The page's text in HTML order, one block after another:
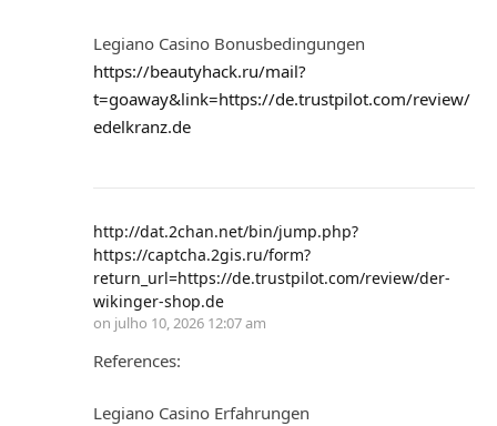
Legiano Casino Bonusbedingungen
https://beautyhack.ru/mail?
t=goaway&link=https://de.trustpilot.com/review/
edelkranz.de
http://dat.2chan.net/bin/jump.php?
https://captcha.2gis.ru/form?
return_url=https://de.trustpilot.com/review/der-
wikinger-shop.de
on julho 10, 2026 12:07 am
References:
Legiano Casino Erfahrungen